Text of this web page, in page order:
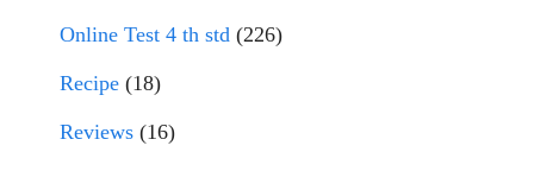
Online Test 4 th std (226)
Recipe (18)
Reviews (16)